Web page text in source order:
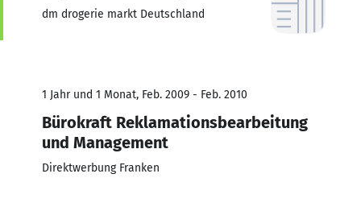
dm drogerie markt Deutschland
1 Jahr und 1 Monat, Feb. 2009 - Feb. 2010
Bürokraft Reklamationsbearbeitung
und Management
Direktwerbung Franken